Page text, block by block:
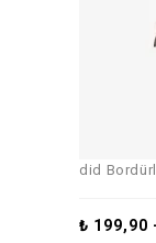
did
₺ 199,90